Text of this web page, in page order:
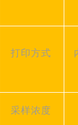
打印方式
采样浓度